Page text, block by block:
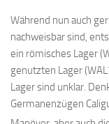
Während nun auch
nachweisbar sind,
ein römisches Lager
genutzten Lager
Lager sind unklar.
Germanenzügen